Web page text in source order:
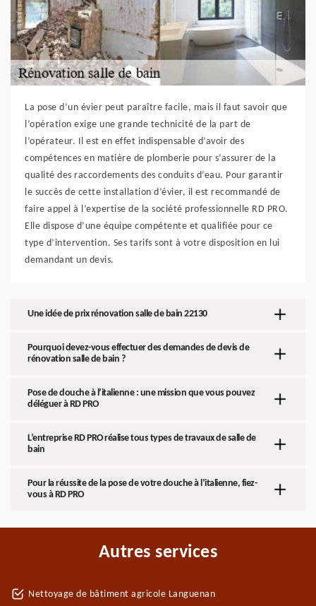
La pose d’un évier peut paraître facile, mais il faut savoir que
l’opération exige une grande technicité de la part de
l’opérateur. Il est en effet indispensable d’avoir des
compétences en matière de plomberie pour s’assurer de la
qualité des raccordements des conduits d’eau. Pour garantir
le succès de cette installation d’évier, il est recommandé de
faire appel à l’expertise de la société professionnelle RD PRO.
Elle dispose d’une équipe compétente et qualifiée pour ce
type d’intervention. Ses tarifs sont à votre disposition en lui
demandant un devis.
Une idée de prix rénovation salle de bain 22130
Pourquoi devez-vous effectuer des demandes de devis de
rénovation salle de bain ?
Pose de douche à l’italienne : une mission que vous pouvez
déléguer à RD PRO
L’entreprise RD PRO réalise tous types de travaux de salle de
bain
Pour la réussite de la pose de votre douche à l’italienne, fiez-
vous à RD PRO
Autres services
Nettoyage de bâtiment agricole Languenan